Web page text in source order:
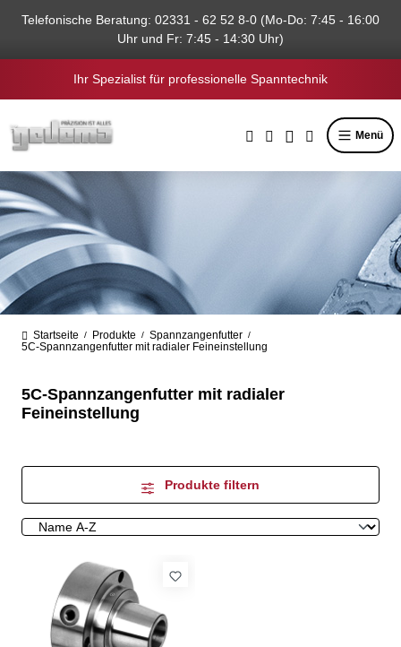
springen
Telefonische Beratung: 02331 - 62 52 8-0 (Mo-Do: 7:45 - 16:00
Uhr und Fr: 7:45 - 14:30 Uhr)
Ihr Spezialist für professionelle Spanntechnik
Menü
Startseite / Produkte / Spannzangenfutter /
5C-Spannzangenfutter mit radialer Feineinstellung
5C-Spannzangenfutter mit radialer
Feineinstellung
Produkte filtern